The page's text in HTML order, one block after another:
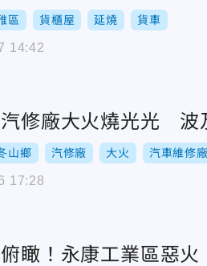
區 貨櫃屋 延燒 貨車
14:42
修廠大火燒光光 波
山鄉 汽修廠 大火 汽車維修廠
17:28
瞰！永康工業區惡